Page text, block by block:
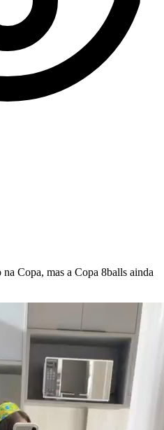
Copa, mas a Copa 8balls ainda